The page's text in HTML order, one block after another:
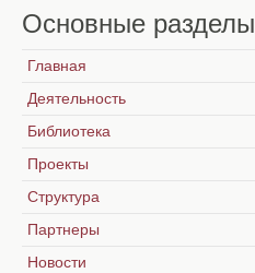
Основные разделы
Главная
Деятельность
Библиотека
Проекты
Структура
Партнеры
Новости